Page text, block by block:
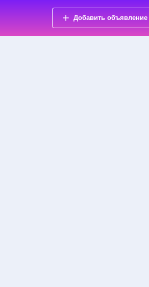
Добавить объявление